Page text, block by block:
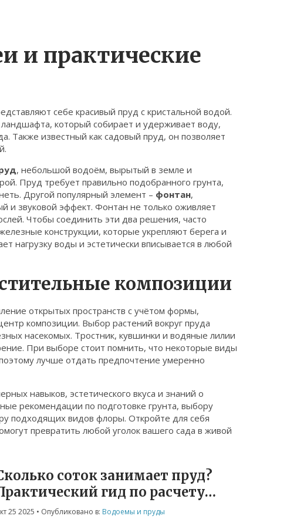
и практические
себе красивый пруд с кристальной водой.
который собирает и удерживает воду,
. Также известный как садовый пруд, он позволяет
, небольшой водоём, вырытый в земле и
. Пруд требует правильно подобранного грунта,
Другой популярный элемент – фонтан,
и звуковой эффект. Фонтан не только оживляет
Чтобы соединить эти два решения, часто
конструкции, которые укрепляют берега и
нагрузку воды и эстетически вписывается в любой
композиции
открытых пространств с учётом формы,
композиции. Выбор растений вокруг пруда
насекомых. Тростник, кувшинки и водяные лилии
При выборе стоит помнить, что некоторые виды
лучше отдать предпочтение умеренно
навыков, эстетического вкуса и знаний о
рекомендации по подготовке грунта, выбору
подходящих видов флоры. Откройте для себя
превратить любой уголок вашего сада в живой
соток занимает пруд?
гид по расчету
25 2025 • Опубликовано в: Водоемы и пруды